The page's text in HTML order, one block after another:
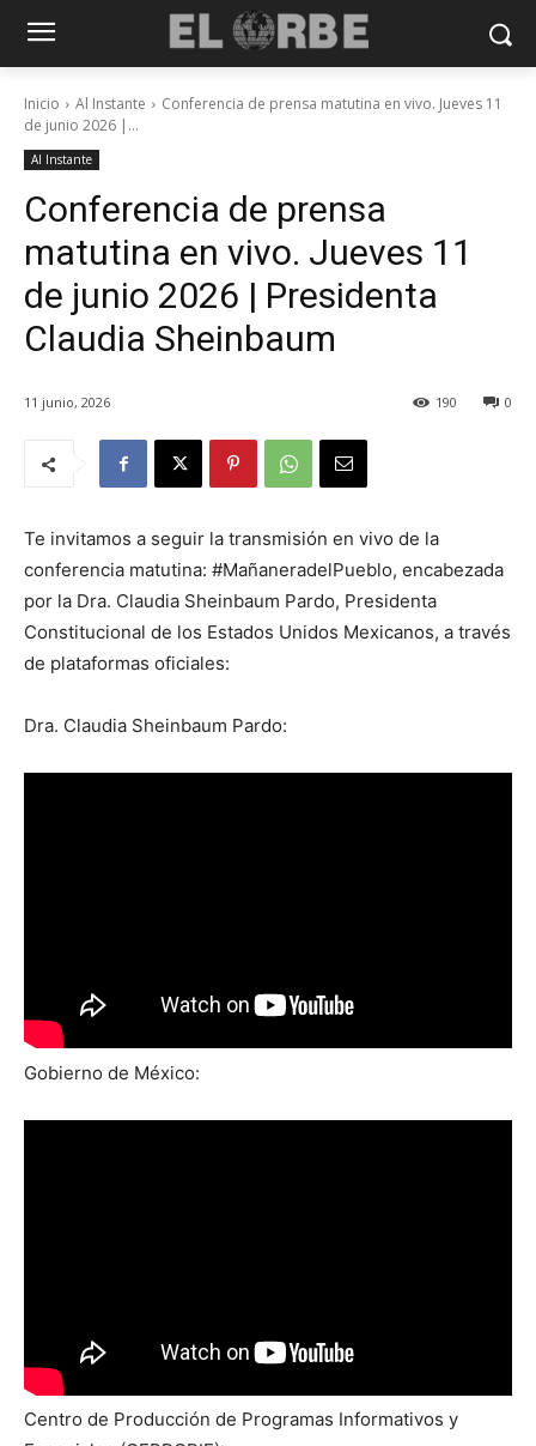
Inicio Al Instante
Conferencia de prensa matutina en vivo. Jueves 11
de junio 2026 |...
Al Instante
Conferencia de prensa
matutina en vivo. Jueves 11
de junio 2026 | Presidenta
Claudia Sheinbaum
11 junio, 2026 0
190
Te invitamos a seguir la transmisión en vivo de la
conferencia matutina: #MañaneradelPueblo, encabezada
por la Dra. Claudia Sheinbaum Pardo, Presidenta
Constitucional de los Estados Unidos Mexicanos, a través
de plataformas oficiales:
Dra. Claudia Sheinbaum Pardo:
Gobierno de México:
Centro de Producción de Programas Informativos y